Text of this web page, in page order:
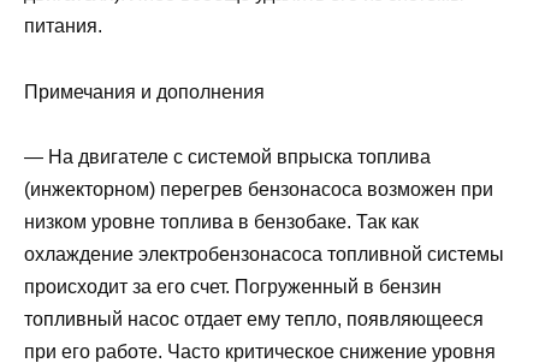
питания.
Примечания и дополнения
— На двигателе с системой впрыска топлива
(инжекторном) перегрев бензонасоса возможен при
низком уровне топлива в бензобаке. Так как
охлаждение электробензонасоса топливной системы
происходит за его счет. Погруженный в бензин
топливный насос отдает ему тепло, появляющееся
при его работе. Часто критическое снижение уровня